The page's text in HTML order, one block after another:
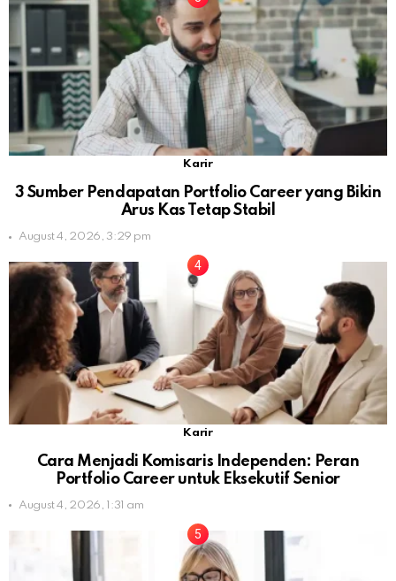
Karir
3 Sumber Pendapatan Portfolio Career yang Bikin
Arus Kas Tetap Stabil
August 4, 2026, 3:29 pm
Karir
Cara Menjadi Komisaris Independen: Peran
Portfolio Career untuk Eksekutif Senior
August 4, 2026, 1:31 am